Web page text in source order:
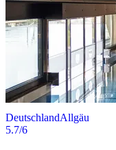
DeutschlandAllgäu
5.7/6